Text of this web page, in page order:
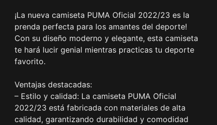
¡La nueva camiseta PUMA Oficial 2022/23 es la
prenda perfecta para los amantes del deporte!
Con su diseño moderno y elegante, esta camiseta
te hará lucir genial mientras practicas tu deporte
favorito.
Ventajas destacadas:
– Estilo y calidad: La camiseta PUMA Oficial
2022/23 está fabricada con materiales de alta
calidad, garantizando durabilidad y comodidad